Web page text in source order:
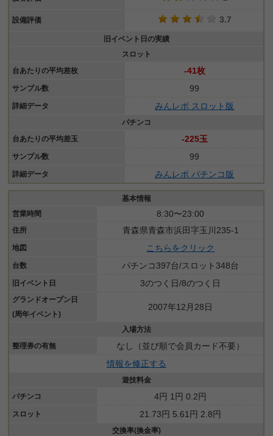
設備評価 3.7
旧イベント日の実績
スロット
台あたりの平均差枚
-41枚
サンプル数 99
詳細データ みんレポ スロット版
パチンコ
台あたりの平均差玉
-225玉
サンプル数 99
詳細データ みんレポ パチンコ版
基本情報
営業時間
8:30〜23:00
住所 青森県青森市浜田字玉川235-1
地図 こちらをクリック
台数 パチンコ397台/スロット348台
旧イベント日 3のつく日/8のつく日
グランドオープン日
(周年イベント)
2007年12月28日
入場方法
整理券の有無
なし（並び順で会員カード不要）
情報を修正する
遊技料金
パチンコ
4円 1円 0.2円
スロット 21.73円 5.61円 2.8円
交換率(換金率)